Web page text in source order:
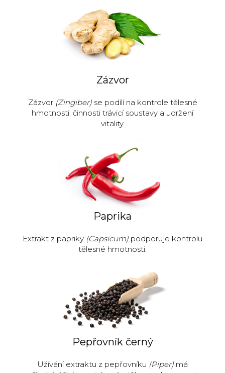
Zázvor
Zázvor (Zingiber)se podílí na kontrole tělesné
hmotnosti, činnosti trávicí soustavy a udržení
vitality.
Paprika
Extrakt z papriky (Capsicum) podporuje kontrolu
tělesné hmotnosti.
Pepřovník černý
Užívání extraktu z pepřovníku (Piper) má